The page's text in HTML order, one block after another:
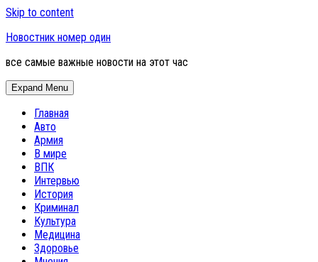
Skip to content
Новостник номер один
все самые важные новости на этот час
Expand Menu
Главная
Авто
Армия
В мире
ВПК
Интервью
История
Криминал
Культура
Медицина
Здоровье